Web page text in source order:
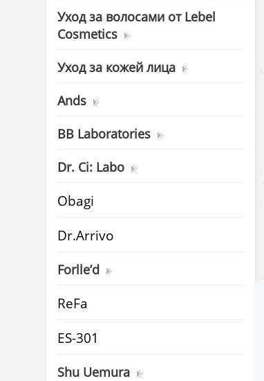
Уход за волосами от Lebel
Cosmetics
Уход за кожей лица
Ands
BB Laboratories
Dr. Ci: Labo
Obagi
Dr.Arrivo
Forlle’d
ReFa
ES-301
Shu Uemura